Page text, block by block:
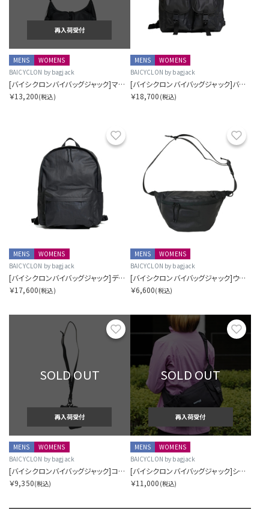
再入荷受付
MENS
WOMENS
BAICYCLON by bagjack
[バイシクロンバイバッグジャック]マルチポケットショルダートート スモール
￥13,200(税込)
MENS
WOMENS
BAICYCLON by bagjack
[バイシクロンバイバッグジャック]バックパック
￥18,700 (税込)
お気に入り
MENS
WOMENS
BAICYCLON by bagjack
[バイシクロンバイバッグジャック]デイパック
￥17,600(税込)
MENS
WOMENS
BAICYCLON by bagjack
[バイシクロンバイバッグジャック]ウエストバッグ
￥6,600(税込)
お気に入り
SOLD OUT
再入荷受付
MENS
WOMENS
BAICYCLON by bagjack
[バイシクロンバイバッグジャック]コンボショルダー
￥9,350(税込)
SOLD OUT
再入荷受付
MENS
WOMENS
BAICYCLON by bagjack
[バイシクロンバイバッグジャック]ショルダーバッグ
￥11,000 (税込)